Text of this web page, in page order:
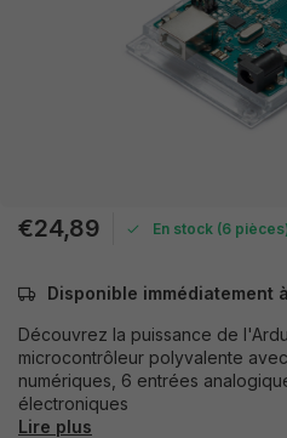
€24,89 En stock (6
Disponible immédiatement
Découvrez la puissance de
microcontrôleur polyvalente avec
numériques, 6 entrées
électroniques
Lire plus